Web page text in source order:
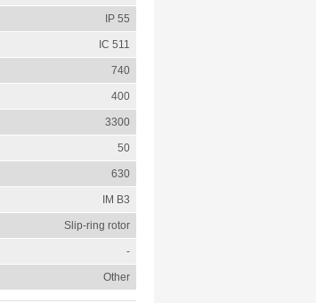
IP 55
IC 511
740
400
3300
50
630
IM B3
Slip-ring rotor
-
Other